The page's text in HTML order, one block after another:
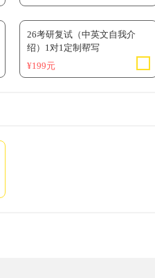
26考研复试（中英文自我介
绍）1对1定制帮写
¥199元